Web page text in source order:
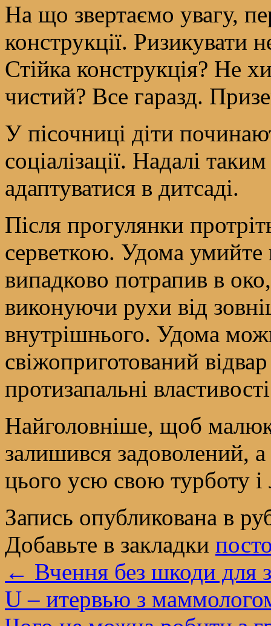
На що звертаємо увагу,
конструкції. Ризикувати
Стійка конструкція? Не
чистий? Все гаразд.
У пісочниці діти
соціалізації. Надалі
адаптуватися в дитсаді.
Після прогулянки
серветкою. Удома
випадково потрапив в
виконуючи рухи від
внутрішнього. Удома
свіжоприготований
протизапальні
Найголовніше, щоб малюк
залишився задоволений,
цього усю свою турботу
Запись опубликована в
Добавьте в закладки
← Вчення без шкоди для
U – итервью з